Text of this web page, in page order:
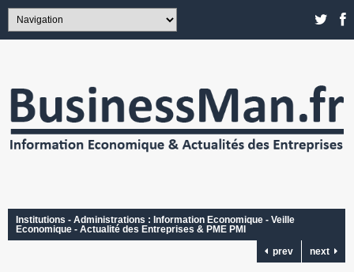
Institutions - Administrations : Information Economique - Veille
Economique - Actualité des Entreprises & PME PMI
prev
next